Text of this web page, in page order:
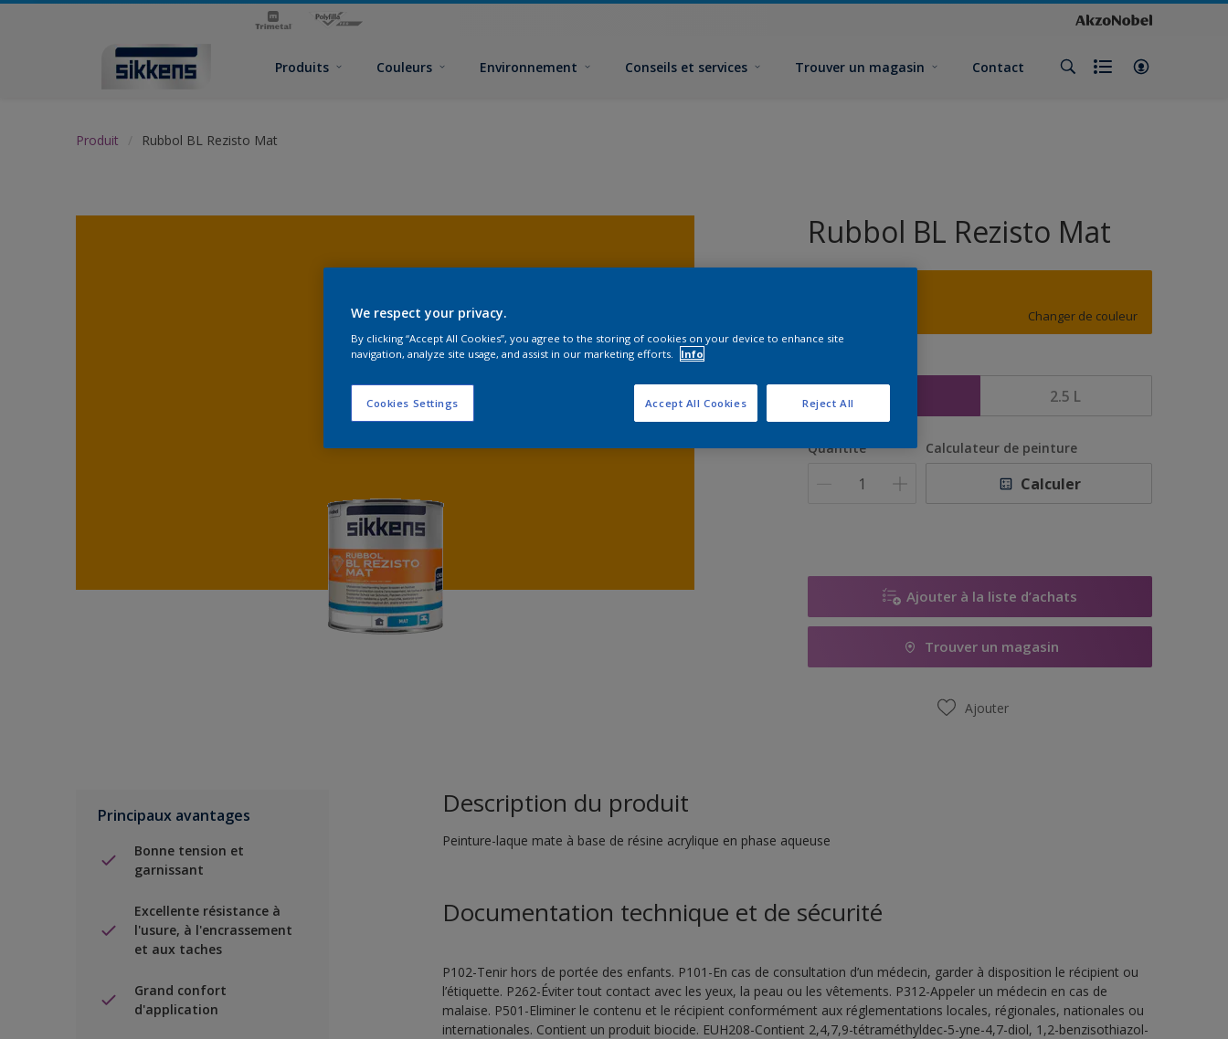
Produits Couleurs Environnement Conseils et services Trouver un magasin Contact
Produit Rubbol BL Rezisto Mat
Rubbol BL Rezisto Mat
Changer de couleur
2.5 L
Quantité Calculateur de peinture
Calculer
Ajouter à la liste d’achats
Trouver un magasin
Ajouter
Principaux avantages
Bonne tension et
garnissant
Excellente résistance à
l'usure, à l'encrassement
et aux taches
Grand confort
d'application
Description du produit
Peinture-laque mate à base de résine acrylique en phase aqueuse
Documentation technique et de sécurité
P102-Tenir hors de portée des enfants. P101-En cas de consultation d’un médecin, garder à disposition le récipient ou
l’étiquette. P262-Éviter tout contact avec les yeux, la peau ou les vêtements. P312-Appeler un médecin en cas de
malaise. P501-Eliminer le contenu et le récipient conformément aux réglementations locales, régionales, nationales ou
internationales. Contient un produit biocide. EUH208-Contient 2,4,7,9-tétraméthyldec-5-yne-4,7-diol, 1,2-benzisothiazol-
We respect your privacy.
By clicking “Accept All Cookies”, you agree to the storing of cookies on your device to enhance site
navigation, analyze site usage, and assist in our marketing efforts.
Info
Cookies Settings Reject All
Accept All Cookies